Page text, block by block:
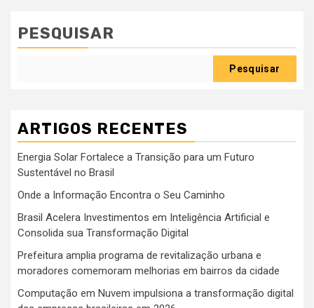
conteúdos
PESQUISAR
Pesquisar
ARTIGOS RECENTES
Energia Solar Fortalece a Transição para um Futuro
Sustentável no Brasil
Onde a Informação Encontra o Seu Caminho
Brasil Acelera Investimentos em Inteligência Artificial e
Consolida sua Transformação Digital
Prefeitura amplia programa de revitalização urbana e
moradores comemoram melhorias em bairros da cidade
Computação em Nuvem impulsiona a transformação digital